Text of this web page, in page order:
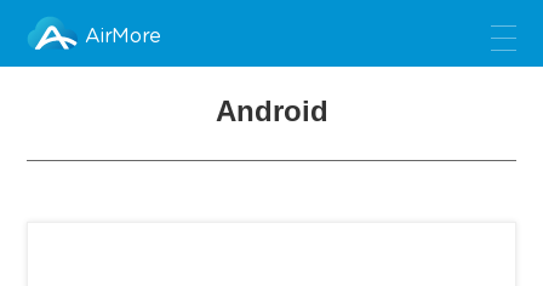
AirMore
Android